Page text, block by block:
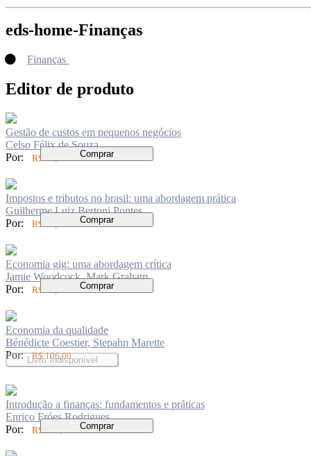
eds-home-Finanças
Finanças
Editor de produto
Gestão de custos em pequenos negócios
Celso Félix de Souza
Por:
R$ 60,00 Comprar
Impostos e tributos no brasil: uma abordagem prática
Guilherme Luiz Bertoni Pontes
Por:
R$ 84,00 Comprar
Economia gig: uma abordagem crítica
Jamie Woodcock, Mark Graham
Por:
R$ 69,00 Comprar
Economia da qualidade
Bénédicte Coestier, Stepahn Marette
Por:
R$ 106,00
Livro Indisponível
Introdução a finanças: fundamentos e práticas
Enrico Fróes Rodrigues
Por:
R$ 115,00 Comprar